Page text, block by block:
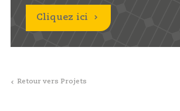
Cliquez ici
Retour vers Projets